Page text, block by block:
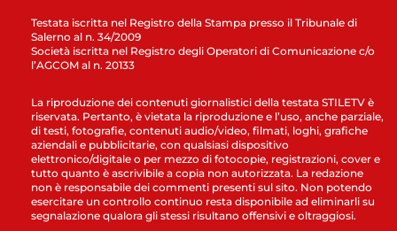
Testata iscritta nel Registro della Stampa presso il Tribunale di
Salerno al n. 34/2009
Società iscritta nel Registro degli Operatori di Comunicazione c/o
l’AGCOM al n. 20133
La riproduzione dei contenuti giornalistici della testata STILETV è
riservata. Pertanto, è vietata la riproduzione e l’uso, anche parziale,
di testi, fotografie, contenuti audio/video, filmati, loghi, grafiche
aziendali e pubblicitarie, con qualsiasi dispositivo
elettronico/digitale o per mezzo di fotocopie, registrazioni, cover e
tutto quanto è ascrivibile a copia non autorizzata. La redazione
non è responsabile dei commenti presenti sul sito. Non potendo
esercitare un controllo continuo resta disponibile ad eliminarli su
segnalazione qualora gli stessi risultano offensivi e oltraggiosi.